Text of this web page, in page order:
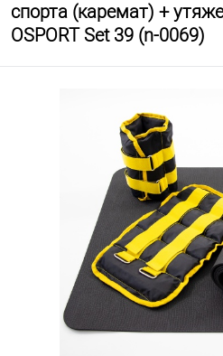
спорта (каремат) +
OSPORT Set 39 (n-0069)